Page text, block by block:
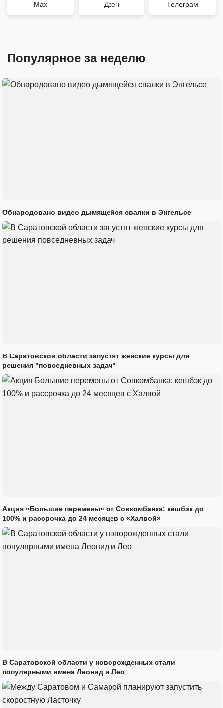
Max Дзен Телеграм
Популярное за неделю
Обнародовано видео дымящейся свалки в Энгельсе
В Саратовской области запустят женские курсы для
решения "повседневных задач"
Акция «Большие перемены» от Совкомбанка: кешбэк до
100% и рассрочка до 24 месяцев с «Халвой»
В Саратовской области у новорожденных стали
популярными имена Леонид и Лео